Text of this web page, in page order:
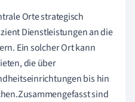
Orte strategisch
Dienstleistungen an die
Ein solcher Ort kann
die über
bis hin
sind